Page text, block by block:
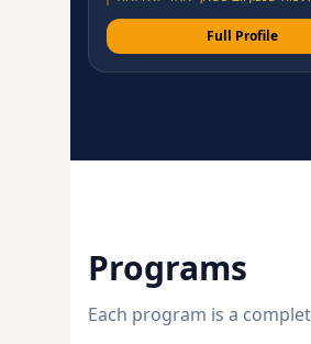
Full Profile
Programs
Each program is a